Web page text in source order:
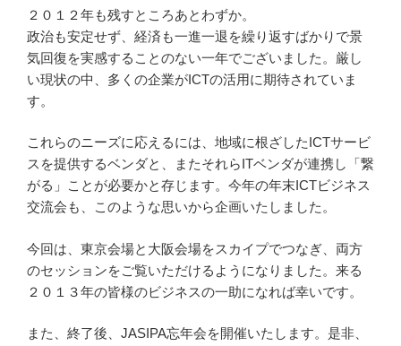
２０１２年も残すところあとわずか。
政治も安定せず、経済も一進一退を繰り返すばかりで景
気回復を実感することのない一年でございました。厳し
い現状の中、多くの企業がICTの活用に期待されていま
す。
これらのニーズに応えるには、地域に根ざしたICTサービ
スを提供するベンダと、またそれらITベンダが連携し「繋
がる」ことが必要かと存じます。今年の年末ICTビジネス
交流会も、このような思いから企画いたしました。
今回は、東京会場と大阪会場をスカイプでつなぎ、両方
のセッションをご覧いただけるようになりました。来る
２０１３年の皆様のビジネスの一助になれば幸いです。
また、終了後、JASIPA忘年会を開催いたします。是非、